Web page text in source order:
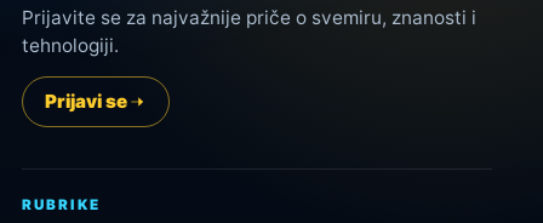
Prijavite se za najvažnije priče o svemiru, znanosti i
tehnologiji.
Prijavi se
RUBRIKE